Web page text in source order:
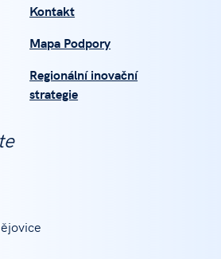
Kontakt
Mapa Podpory
Regionální inovační
strategie